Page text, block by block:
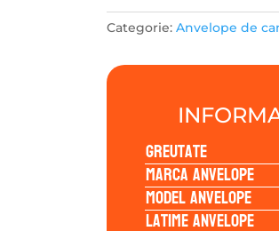
245/70R17.5
143/141J
Categorie: Anvelope de
Greutate
Marca anvelope
Model anvelope
Latime anvelope